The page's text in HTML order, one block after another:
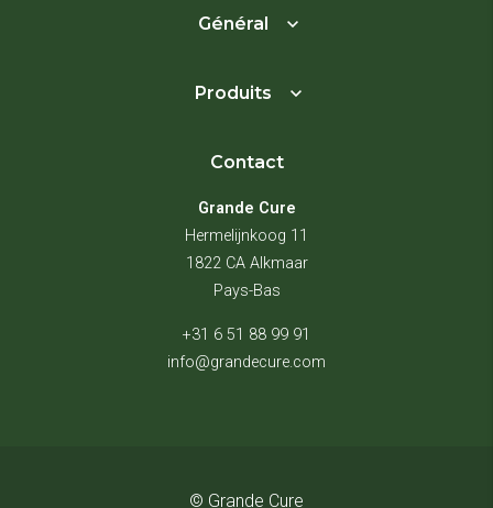
Général
Produits
Contact
Grande Cure
Hermelijnkoog 11
1822 CA Alkmaar
Pays-Bas
+31 6 51 88 99 91
info@grandecure.com
© Grande Cure